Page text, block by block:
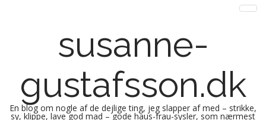
susanne-
gustafsson.dk
En blog om nogle af de dejlige ting, jeg slapper af med – strikke,
sy, klippe, lave god mad – gode haus-frau-sysler, som nærmest